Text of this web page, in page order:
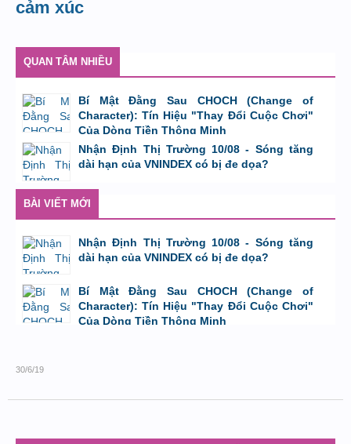
cảm xúc
QUAN TÂM NHIỀU
Bí Mật Đằng Sau CHOCH (Change of
Character): Tín Hiệu "Thay Đổi Cuộc Chơi"
Của Dòng Tiền Thông Minh
bởi Tuấn Thành,8/8/26 lúc 11:11
Nhận Định Thị Trường 10/08 - Sóng tăng
dài hạn của VNINDEX có bị đe dọa?
BÀI VIẾT MỚI
Nhận Định Thị Trường 10/08 - Sóng tăng
dài hạn của VNINDEX có bị đe dọa?
bởi Tuấn Thành, 9/8/26 lúc 23:08
Bí Mật Đằng Sau CHOCH (Change of
Character): Tín Hiệu "Thay Đổi Cuộc Chơi"
Của Dòng Tiền Thông Minh
30/6/19